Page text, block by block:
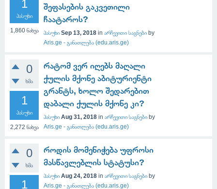
1
პასუხი
1,860ნახვა
შეფასების გაკვეთილი
ჩაატაროს?
პასუხი Sep 13, 2018 in არჩევითი საგნები by
Aris.ge - განათლება (edu.aris.ge)
0
ხმა
1
პასუხი
2,272 ნახვა
რატომ ვერ იღებს მაღალი
ქულის მქონე აბიტურიენტი
გრანტს, ხოლო შედარებით
დაბალი ქულის მქონე კი?
პასუხი Aug 31, 2018 in არჩევითი საგნები by
Aris.ge - განათლება (edu.aris.ge)
0
ხმა
1
როდის მომენიჭება უფროსი
მასწავლებლის სტატუსი?
პასუხი Aug 24, 2018 in არჩევითი საგნები by
Aris.ge - განათლება (edu.aris.ge)